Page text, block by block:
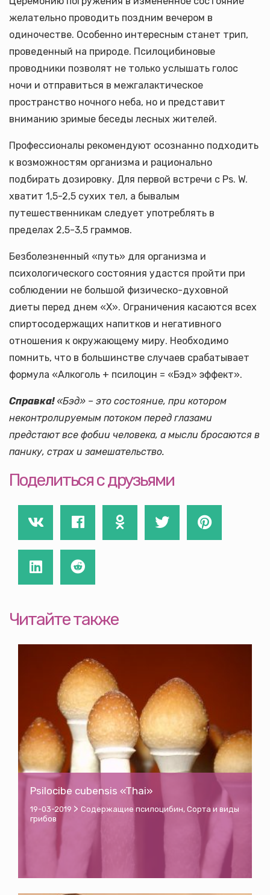
желательно проводить поздним вечером в
одиночестве. Особенно интересным станет трип,
проведенный на природе. Псилоцибиновые
проводники позволят не только услышать голос
ночи и отправиться в межгалактическое
пространство ночного неба, но и представит
вниманию зримые беседы лесных жителей.
Профессионалы рекомендуют осознанно подходить
к возможностям организма и рационально
подбирать дозировку. Для первой встречи с Ps. W.
хватит 1,5-2,5 сухих тел, а бывалым
путешественникам следует употреблять в
пределах 2,5-3,5 граммов.
Безболезненный «путь» для организма и
психологического состояния удастся пройти при
соблюдении не большой физическо-духовной
диеты перед днем «Х». Ограничения касаются всех
спиртосодержащих напитков и негативного
отношения к окружающему миру. Необходимо
помнить, что в большинстве случаев срабатывает
формула «Алкоголь + псилоцин = «Бэд» эффект».
Справка! «Бэд» – это состояние, при котором
неконтролируемым потоком перед глазами
предстают все фобии человека, а мысли бросаются в
панику, страх и замешательство.
Поделиться с друзьями
Читайте также
Psilocibe cubensis «Thai»
19-03-2019 > Содержащие псилоцибин, Сорта и виды
грибов